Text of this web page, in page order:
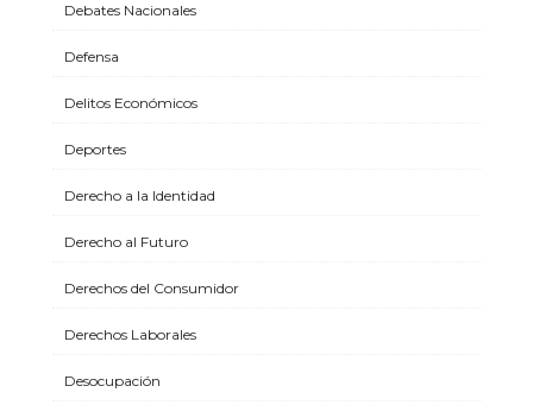
Debates Nacionales
Defensa
Delitos Económicos
Deportes
Derecho a la Identidad
Derecho al Futuro
Derechos del Consumidor
Derechos Laborales
Desocupación